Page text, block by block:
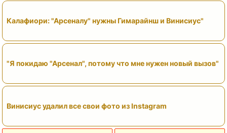
Калафиори: "Арсеналу" нужны Гимарайнш и Винисиус"
"Я покидаю "Арсенал", потому что мне нужен новый вызов"
Винисиус удалил все свои фото из Instagram